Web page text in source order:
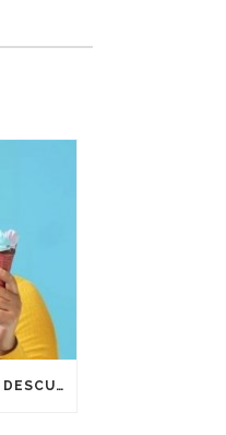
¿POR QUÉ NO DEBEMOS DESCUIDAR LA BOCA EN VACACIONES?